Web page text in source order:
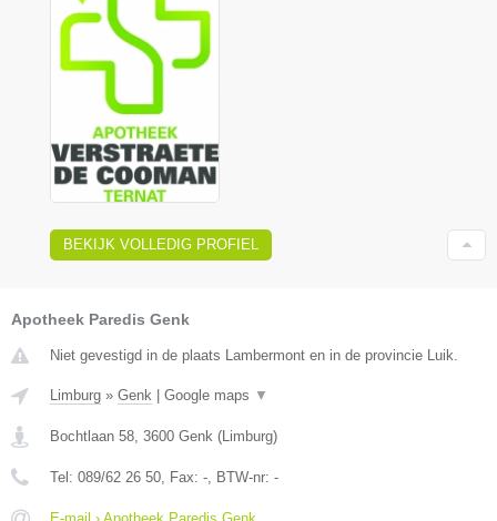
BEKIJK VOLLEDIG PROFIEL
Apotheek Paredis Genk
Niet gevestigd in de plaats Lambermont en in de provincie Luik.
Limburg » Genk Google maps ▼
Bochtlaan 58 3600 Genk ( Limburg)
Tel: 089/62 26 50 , Fax: - , BTW-nr: -